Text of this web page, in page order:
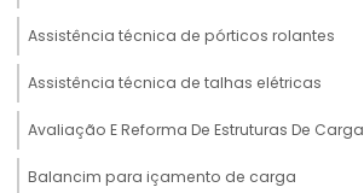
Assistência técnica de pórticos rolantes
Assistência técnica de talhas elétricas
Avaliação E Reforma De Estruturas De Carga
Balancim para içamento de carga